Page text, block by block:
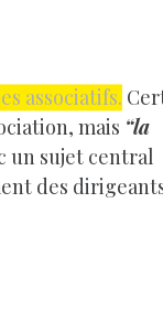
associatifs.
mais “la
un sujet central
des